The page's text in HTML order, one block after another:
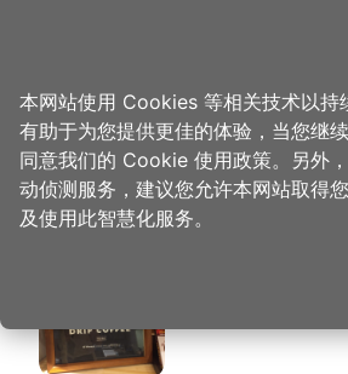
首页 > 想去的地方 > 住宿 > 伊甸园旅店
伊甸园旅店 周
本网站使用 Cookies 等相关技术以持
有助于为您提供更佳的体验，当您继
同意我们的 Cookie 使用政策。另外
动侦测服务，建议您允许本网站取得
及使用此智慧化服务。